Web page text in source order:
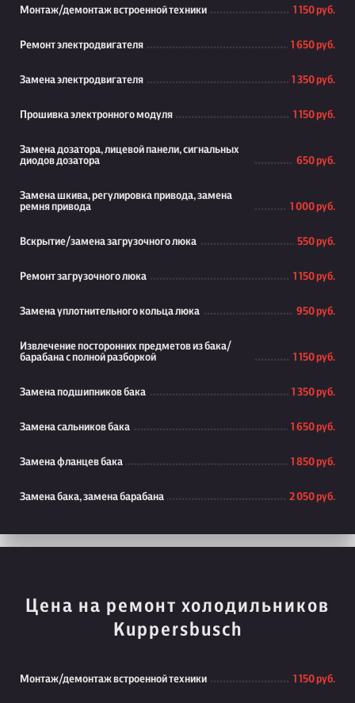
Монтаж/демонтаж встроенной техники 1 150 руб.
Ремонт электродвигателя 1 650 руб.
Замена электродвигателя 1 350 руб.
Прошивка электронного модуля 1 150 руб.
Замена дозатора, лицевой панели, сигнальных
диодов дозатора
650 руб.
Замена шкива, регулировка привода, замена
ремня привода
1 000 руб.
Вскрытие/замена загрузочного люка 550 руб.
Ремонт загрузочного люка 1 150 руб.
Замена уплотнительного кольца люка 950 руб.
Извлечение посторонних предметов из бака/
барабана с полной разборкой
1 150 руб.
Замена подшипников бака 1 350 руб.
Замена сальников бака 1 650 руб.
Замена фланцев бака 1 850 руб.
Замена бака, замена барабана 2 050 руб.
Цена на ремонт холодильников
Kuppersbusch
Монтаж/демонтаж встроенной техники 1 150 руб.